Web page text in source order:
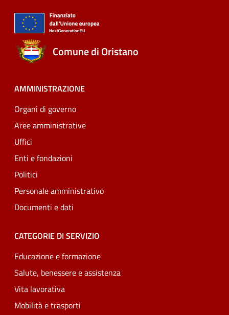
Comune di Oristano
AMMINISTRAZIONE
Organi di governo
Aree amministrative
Uffici
Enti e fondazioni
Politici
Personale amministrativo
Documenti e dati
CATEGORIE DI SERVIZIO
Educazione e formazione
Salute, benessere e assistenza
Vita lavorativa
Mobilità e trasporti